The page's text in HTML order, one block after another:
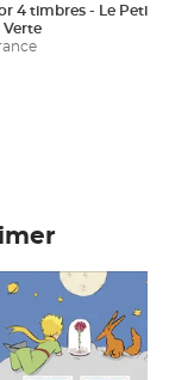
4 timbres - Le Petit
Verte